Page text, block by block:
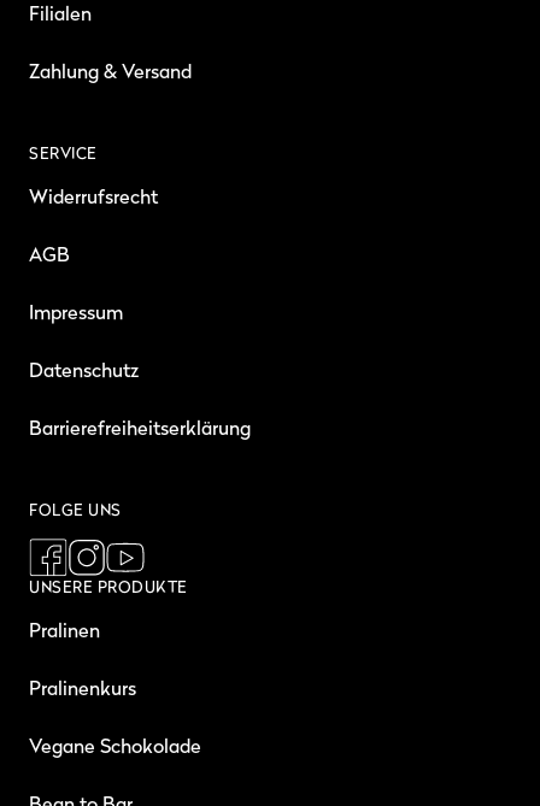
Filialen
Zahlung & Versand
SERVICE
Widerrufsrecht
AGB
Impressum
Datenschutz
Barrierefreiheitserklärung
FOLGE UNS
UNSERE PRODUKTE
Pralinen
Pralinenkurs
Vegane Schokolade